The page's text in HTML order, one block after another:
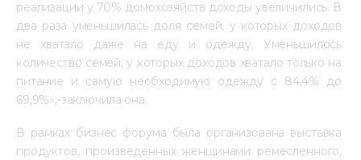
реализации у 70% домохозяйств доходы увеличились. В
два раза уменьшилась доля семей, у которых доходов
не хватало даже на еду и одежду. Уменьшилось
количество семей, у которых доходов хватало только на
питание и самую необходимую одежду с 84,4% до
69,9%»,-заключила она.
В рамках бизнес форума была организована выставка
продуктов, произведённых женщинами ремесленного,